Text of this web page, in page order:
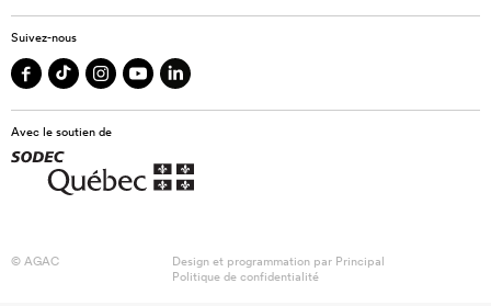
Suivez-nous
Avec le soutien de
© AGAC Design et programmation par Principal
Politique de confidentialité